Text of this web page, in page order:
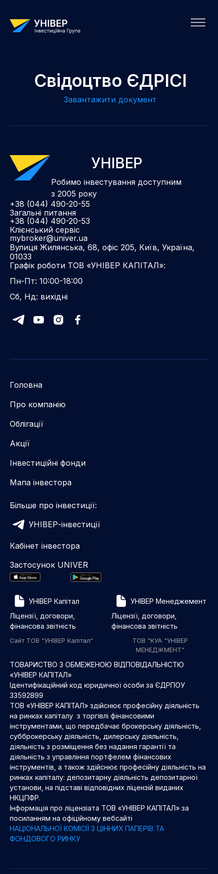
Свідоцтво ЄДРІСІ
Завантажити документ
УНІВЕР
Робимо інвестування доступним
з 2005 року
+38 (044) 490-20-55
Загальні питання
+38 (044) 490-20-53
Клієнський сервіс
mybroker@univer.ua
Вулиця Жилянська, 68, офіс 205, Київ, Україна,
01033
Графік роботи ТОВ «УНІВЕР КАПІТАЛ»:
Пн-Пт: 10:00-18:00
Сб, Нд: вихідні
Головна
Про компанію
Облігації
Акції
Інвестиційні фонди
Мапа інвестора
Більше про інвестиції:
УНІВЕР-інвестиції
Кабінет інвестора
Застосунок UNIVER
УНІВЕР Капітал
Ліцензії, договори,
фінансова звітність
Сайт ТОВ “УНІВЕР Капітал”
УНІВЕР Менеджемент
Ліцензії, договори,
фінансова звітність
ТОВ "КУА "УНІВЕР
МЕНЕДЖМЕНТ"
ТОВАРИСТВО З ОБМЕЖЕНОЮ ВІДПОВІДАЛЬНІСТЮ
«УНІВЕР КАПІТАЛ»
Ідентифікаційний код юридичної особи за ЄДРПОУ
33592899
ТОВ «УНІВЕР КАПІТАЛ» здійснює професійну діяльність
на ринках капіталу з торгівлі фінансовими
інструментами, що передбачає брокерську діяльність,
субброкерську діяльність, дилерську діяльність,
діяльність з розміщення без надання гарантії та
діяльність з управління портфелем фінансових
інструментів, а також здійснює професійну діяльність на
ринках капіталу: депозитарну діяльність депозитарної
установи, на підставі відповідних ліцензій виданих
НКЦПФР.
Інформація про ліцензіата ТОВ «УНІВЕР КАПІТАЛ» за
посиланням на офіційному вебсайті
НАЦІОНАЛЬНОЇ КОМІСІЇ З ЦІННИХ ПАПЕРІВ ТА
ФОНДОВОГО РИНКУ